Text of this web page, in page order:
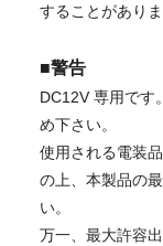
することがあり
■警告
DC12V 専用です
め下さい。
使用される電装
の上、本製品の
い。
万一、最大許容